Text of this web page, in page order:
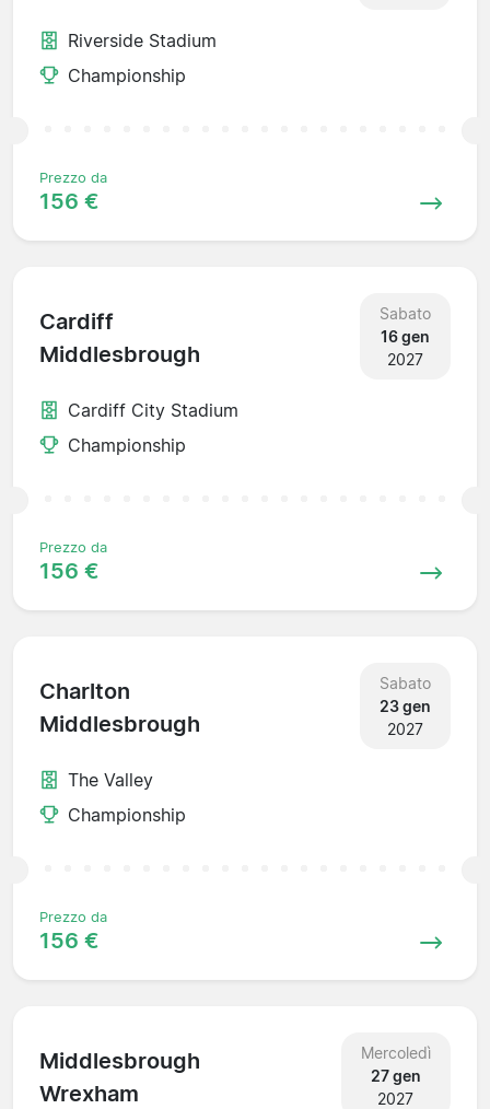
Riverside Stadium
Championship
Prezzo da
156 €
Cardiff
Middlesbrough
Sabato
16 gen
2027
Cardiff City Stadium
Championship
Prezzo da
156 €
Charlton
Middlesbrough
Sabato
23 gen
2027
The Valley
Championship
Prezzo da
156 €
Middlesbrough
Wrexham
Mercoledì
27 gen
2027